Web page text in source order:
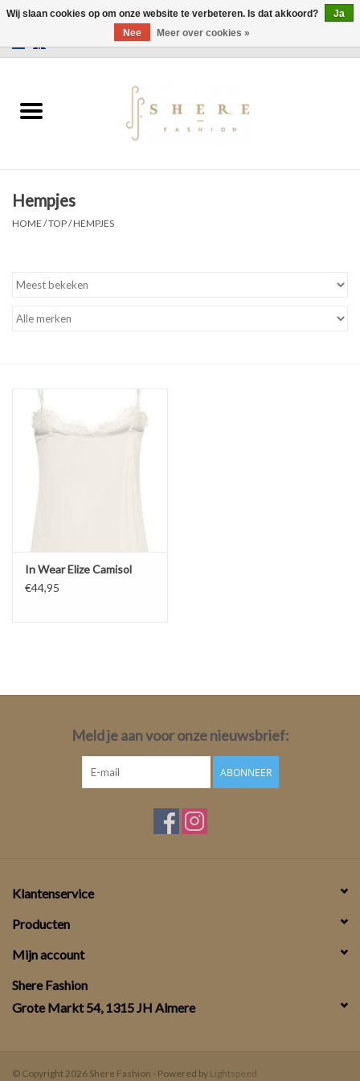
Jurken
Rokken
Pakken
Hempjes
HOME /TOP/HEMPJES
In Wear Elize Camisol
€44,95
Meld je aan voor onze nieuwsbrief:
ABONNEER
Klantenservice
Producten
Mijn account
Shere Fashion
Grote Markt 54, 1315 JH Almere
© Copyright 2026 Shere Fashion - Powered by Lightspeed
Wij slaan cookies op om onze website te verbeteren. Is dat akkoord?
Ja
Nee
Meer over cookies »